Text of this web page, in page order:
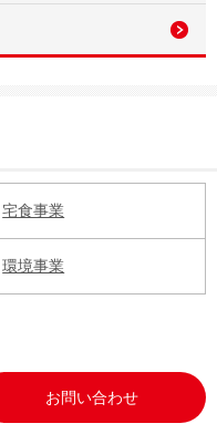
宅食事業
環境事業
お問い合わせ